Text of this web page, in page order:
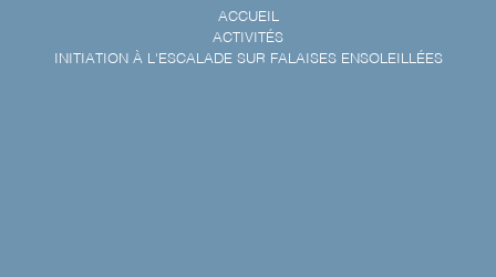
ACCUEIL
ACTIVITÉS
INITIATION À L'ESCALADE SUR FALAISES ENSOLEILLÉES